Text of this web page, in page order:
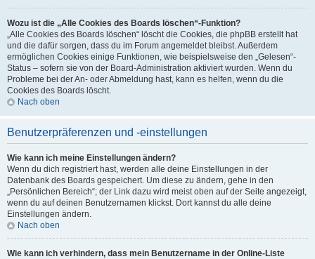
Wozu ist die „Alle Cookies des Boards löschen“-Funktion?
„Alle Cookies des Boards löschen“ löscht die Cookies, die phpBB erstellt hat
und die dafür sorgen, dass du im Forum angemeldet bleibst. Außerdem
ermöglichen Cookies einige Funktionen, wie beispielsweise den „Gelesen“-
Status – sofern sie von der Board-Administration aktiviert wurden. Wenn du
Probleme bei der An- oder Abmeldung hast, kann es helfen, wenn du die
Cookies des Boards löscht.
Nach oben
Benutzerpräferenzen und -einstellungen
Wie kann ich meine Einstellungen ändern?
Wenn du dich registriert hast, werden alle deine Einstellungen in der
Datenbank des Boards gespeichert. Um diese zu ändern, gehe in den
„Persönlichen Bereich“; der Link dazu wird meist oben auf der Seite angezeigt,
wenn du auf deinen Benutzernamen klickst. Dort kannst du alle deine
Einstellungen ändern.
Nach oben
Wie kann ich verhindern, dass mein Benutzername in der Online-Liste